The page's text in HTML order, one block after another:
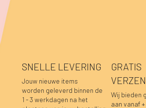
SNELLE LEVERING
Jouw nieuwe items
worden geleverd binnen de
1 - 3 werkdagen na het
GRATIS
Wij bieden
aan vanaf